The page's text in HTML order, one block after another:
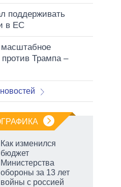
поддерживать
в ЕС
Трампа –
Как изменился
бюджет
Министерства
обороны за 13 лет
войны с россией